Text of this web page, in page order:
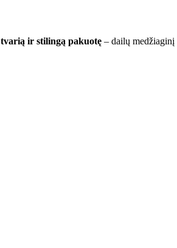
tvarią ir stilingą pakuotę – dailų